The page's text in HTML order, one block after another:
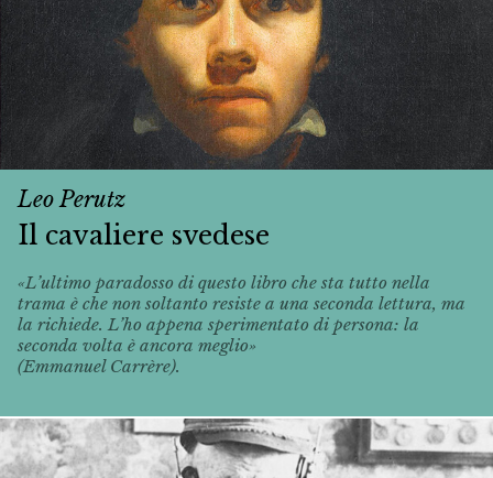
Leo Perutz
Il cavaliere svedese
«L’ultimo paradosso di questo libro che sta tutto nella
trama è che non soltanto resiste a una seconda lettura, ma
la richiede. L’ho appena sperimentato di persona: la
seconda volta è ancora meglio»
(Emmanuel Carrère).